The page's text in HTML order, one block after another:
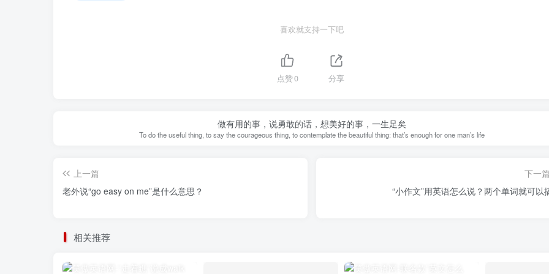
喜欢就支持一下吧
点赞0 分享
做有用的事，说勇敢的话，想美好的事，一生足矣
To do the useful thing, to say the courageous thing, to contemplate the beautiful thing: that’s enough for one man’s life
上一篇
老外说“go easy on me”是什么意思？
下一
“小作文”用英语怎么说？两个单词就可以
相关推荐